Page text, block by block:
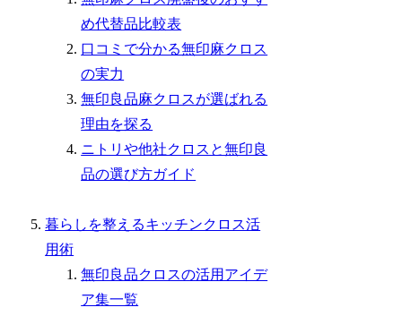
め代替品比較表
口コミで分かる無印麻クロス
の実力
無印良品麻クロスが選ばれる
理由を探る
ニトリや他社クロスと無印良
品の選び方ガイド
暮らしを整えるキッチンクロス活
用術
無印良品クロスの活用アイデ
ア集一覧